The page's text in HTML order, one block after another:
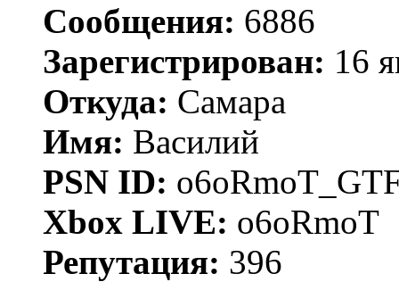
Сообщения: 6886
Зарегистрирован: 16
Откуда: Самара
Имя: Василий
PSN ID:
Xbox LIVE: o6oRmoT
Репутация: 396